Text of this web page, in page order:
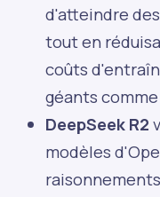
d'atteindre
tout en
coûts
géants
DeepSeek R2
modèles